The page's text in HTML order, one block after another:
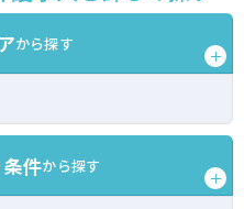
から探す
件から探す